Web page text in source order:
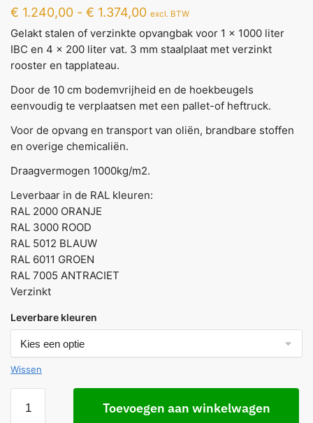
€ 1.240,00 - € 1.374,00 excl. BTW
Gelakt stalen of verzinkte opvangbak voor 1 x 1000 liter
IBC en 4 x 200 liter vat. 3 mm staalplaat met verzinkt
rooster en tapplateau.
Door de 10 cm bodemvrijheid en de hoekbeugels
eenvoudig te verplaatsen met een pallet-of heftruck.
Voor de opvang en transport van oliën, brandbare stoffen
en overige chemicaliën.
Draagvermogen 1000kg/m2.
Leverbaar in de RAL kleuren:
RAL 2000 ORANJE
RAL 3000 ROOD
RAL 5012 BLAUW
RAL 6011 GROEN
RAL 7005 ANTRACIET
Verzinkt
Leverbare kleuren
Wissen
Toevoegen aan winkelwagen